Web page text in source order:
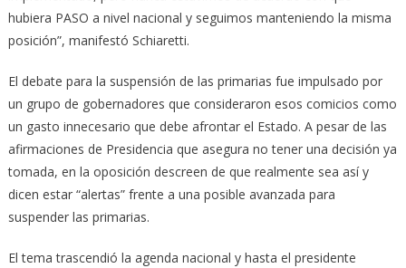
hubiera PASO a nivel nacional y seguimos manteniendo la misma
posición”, manifestó Schiaretti.
El debate para la suspensión de las primarias fue impulsado por
un grupo de gobernadores que consideraron esos comicios como
un gasto innecesario que debe afrontar el Estado. A pesar de las
afirmaciones de Presidencia que asegura no tener una decisión ya
tomada, en la oposición descreen de que realmente sea así y
dicen estar “alertas” frente a una posible avanzada para
suspender las primarias.
El tema trascendió la agenda nacional y hasta el presidente